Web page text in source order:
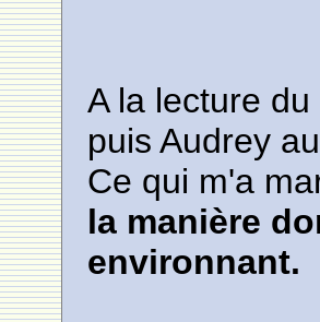
A la lecture
puis Audrey
Ce qui m'a
la manière
environnant.